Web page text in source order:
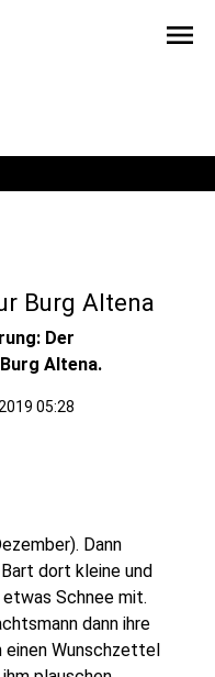
menu
Burg Altena
Der
Altena.
05:28
Dann
dort kleine und
Schnee mit.
dann ihre
einen Wunschzettel